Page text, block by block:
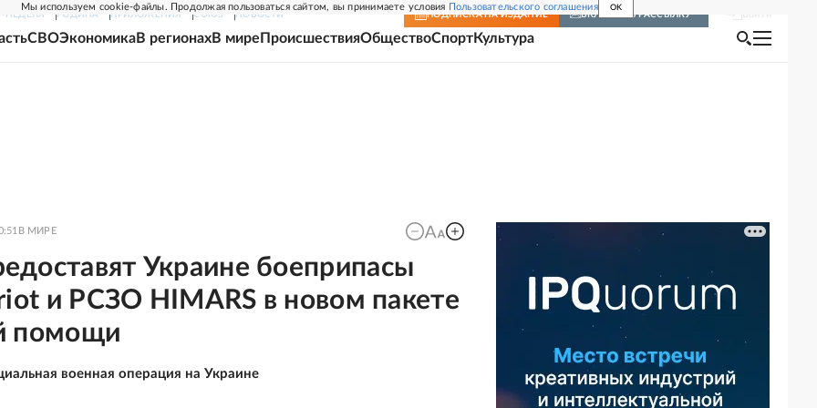
Мы используем cookie-файлы. Продолжая пользоваться сайтом, вы принимаете условия Пользовательского соглашения OK
НЕДЕЛЯ РОДИНА ПРИЛОЖЕНИЯ СОЮЗ НОВОСТИ ПОДПИСКА НА ИЗДАНИЕ ВКЛЮЧИТЬ РАССЫЛКУ
СВОЭкономикаВ регионахВ мире ПроисшествияОбществоСпортКультура
В МИРЕ
Украине боеприпасы
и РСЗО HIMARS в новом пакете
помощи
военная операция на Украине